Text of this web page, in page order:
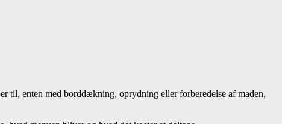
til, enten med borddækning, oprydning eller forberedelse af maden,